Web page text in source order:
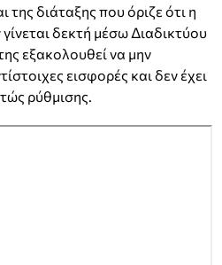
της διάταξης που όριζε ότι η
δεκτή μέσω Διαδικτύου
εξακολουθεί να μην
εισφορές και δεν έχει
ρύθμισης.